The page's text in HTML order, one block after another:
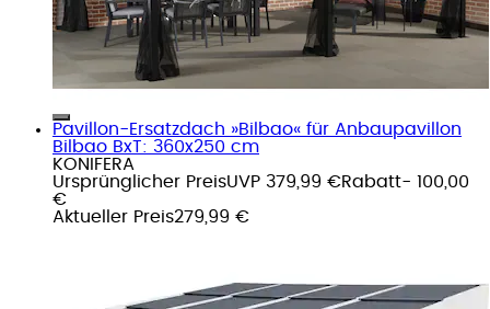
Pavillon-Ersatzdach »Bilbao« für Anbaupavillon
Bilbao BxT: 360x250 cm
KONIFERA
Ursprünglicher PreisUVP 379,99 €Rabatt- 100,00
€
Aktueller Preis279,99 €